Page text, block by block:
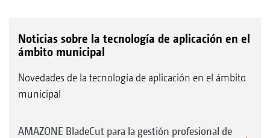
Noticias sobre la tecnología de aplicación en el
ámbito municipal
Novedades de la tecnología de aplicación en el ámbito
municipal
AMAZONE BladeCut para la gestión profesional de